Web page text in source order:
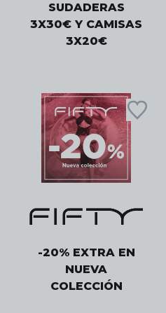
SUDADERAS
3X30€ Y CAMISAS
3X20€
-20% EXTRA EN
NUEVA
COLECCIÓN